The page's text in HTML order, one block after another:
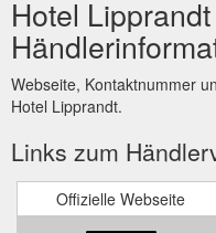
Hotel Lipprandt
Webseite, Kontaktnummer
Hotel Lipprandt.
Links zum
Offizielle Webseite